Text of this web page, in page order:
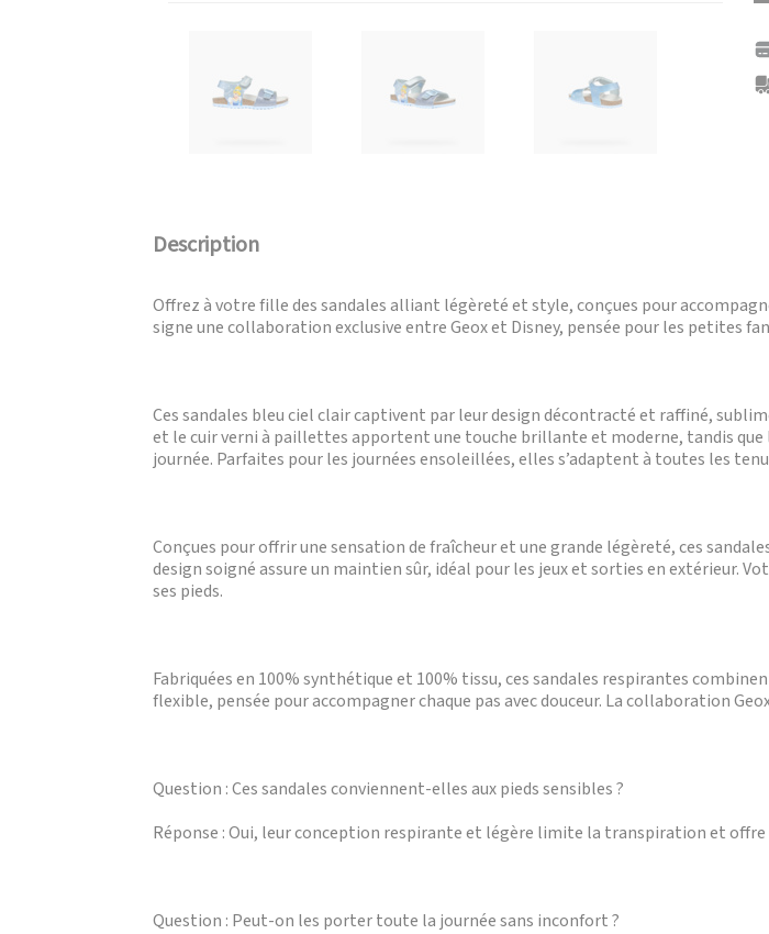
Description
Offrez à votre fille des sandales alliant légèreté et style, conçues pour
signe une collaboration exclusive entre Geox et Disney, pensée pour les petites
Ces sandales bleu ciel clair captivent par leur design décontracté et raffiné,
et le cuir verni à paillettes apportent une touche brillante et moderne, tandis
journée. Parfaites pour les journées ensoleillées, elles s’adaptent à toutes les
Conçues pour offrir une sensation de fraîcheur et une grande légèreté, ces
design soigné assure un maintien sûr, idéal pour les jeux et sorties en extérieur.
ses pieds.
Fabriquées en 100% synthétique et 100% tissu, ces sandales respirantes
flexible, pensée pour accompagner chaque pas avec douceur. La collaboration
Question : Ces sandales conviennent-elles aux pieds sensibles ?
Réponse : Oui, leur conception respirante et légère limite la transpiration et
Question : Peut-on les porter toute la journée sans inconfort ?